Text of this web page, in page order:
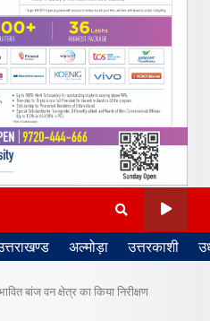
अल्मोड़ा उत्तरकाशी
बांज वन क्षेत्र का किया निरीक्षण